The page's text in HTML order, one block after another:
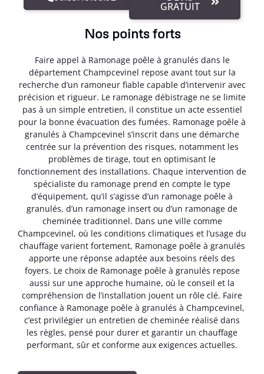
GRATUIT
Nos points forts
Faire appel à Ramonage poêle à granulés dans le
département Champcevinel repose avant tout sur la
recherche d’un ramoneur fiable capable d’intervenir avec
précision et rigueur. Le ramonage débistrage ne se limite
pas à un simple entretien, il constitue un acte essentiel
pour la bonne évacuation des fumées. Ramonage poêle à
granulés à Champcevinel s’inscrit dans une démarche
centrée sur la prévention des risques, notamment les
problèmes de tirage, tout en optimisant le
fonctionnement des installations. Chaque intervention de
spécialiste du ramonage prend en compte le type
d’équipement, qu’il s’agisse d’un ramonage poêle à
granulés, d’un ramonage insert ou d’un ramonage de
cheminée traditionnel. Dans une ville comme
Champcevinel, où les conditions climatiques et l’usage du
chauffage varient fortement, Ramonage poêle à granulés
apporte une réponse adaptée aux besoins réels des
foyers. Le choix de Ramonage poêle à granulés repose
aussi sur une approche humaine, où le conseil et la
compréhension de l’installation jouent un rôle clé. Faire
confiance à Ramonage poêle à granulés à Champcevinel,
c’est privilégier un entretien de cheminée réalisé dans
les règles, pensé pour durer et garantir un chauffage
performant, sûr et conforme aux exigences actuelles.